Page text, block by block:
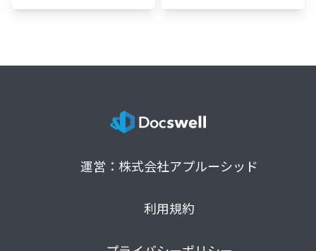
運営：株式会社アプルーシッド
利用規約